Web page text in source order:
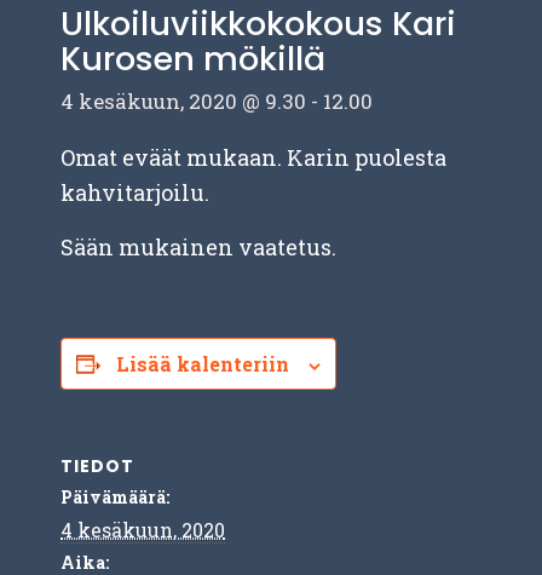
Ulkoiluviikkokokous Kari
Kurosen mökillä
4 kesäkuun, 2020 @ 9.30 - 12.00
Omat eväät mukaan. Karin puolesta
kahvitarjoilu.
Sään mukainen vaatetus.
Lisää kalenteriin
TIEDOT
Päivämäärä:
4 kesäkuun, 2020
Aika: